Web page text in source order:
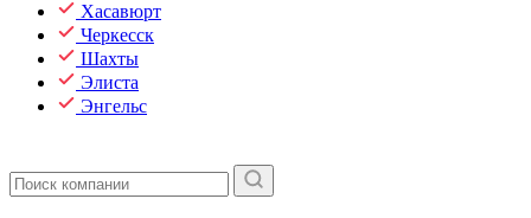
Хасавюрт
Черкесск
Шахты
Элиста
Энгельс